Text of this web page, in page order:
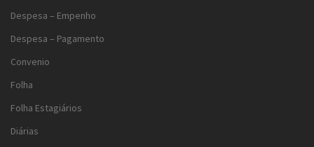
Despesa – Empenho
Despesa – Pagamento
Convenio
Folha
Folha Estagiários
Diárias